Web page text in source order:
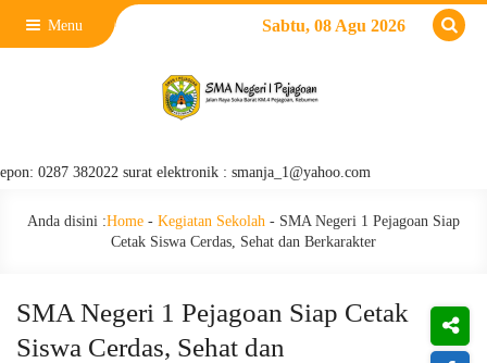
Menu Sabtu, 08 Agu 2026
382022 surat elektronik : smanja_1@yahoo.com
Anda disini :Home - Kegiatan Sekolah - SMA Negeri 1 Pejagoan Siap
Cetak Siswa Cerdas, Sehat dan Berkarakter
SMA Negeri 1 Pejagoan Siap Cetak
Siswa Cerdas, Sehat dan